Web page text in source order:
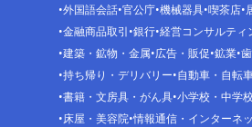
外国語会話 官公庁 機械器具 喫茶店
金融商品取引 銀行 経営コンサルティ
建築・鉱物・金属 広告・販促 鉱業
持ち帰り・デリバリー 自動車・自転
書籍・文房具・がん具 小学校・中学
床屋・美容院 情報通信・インターネ